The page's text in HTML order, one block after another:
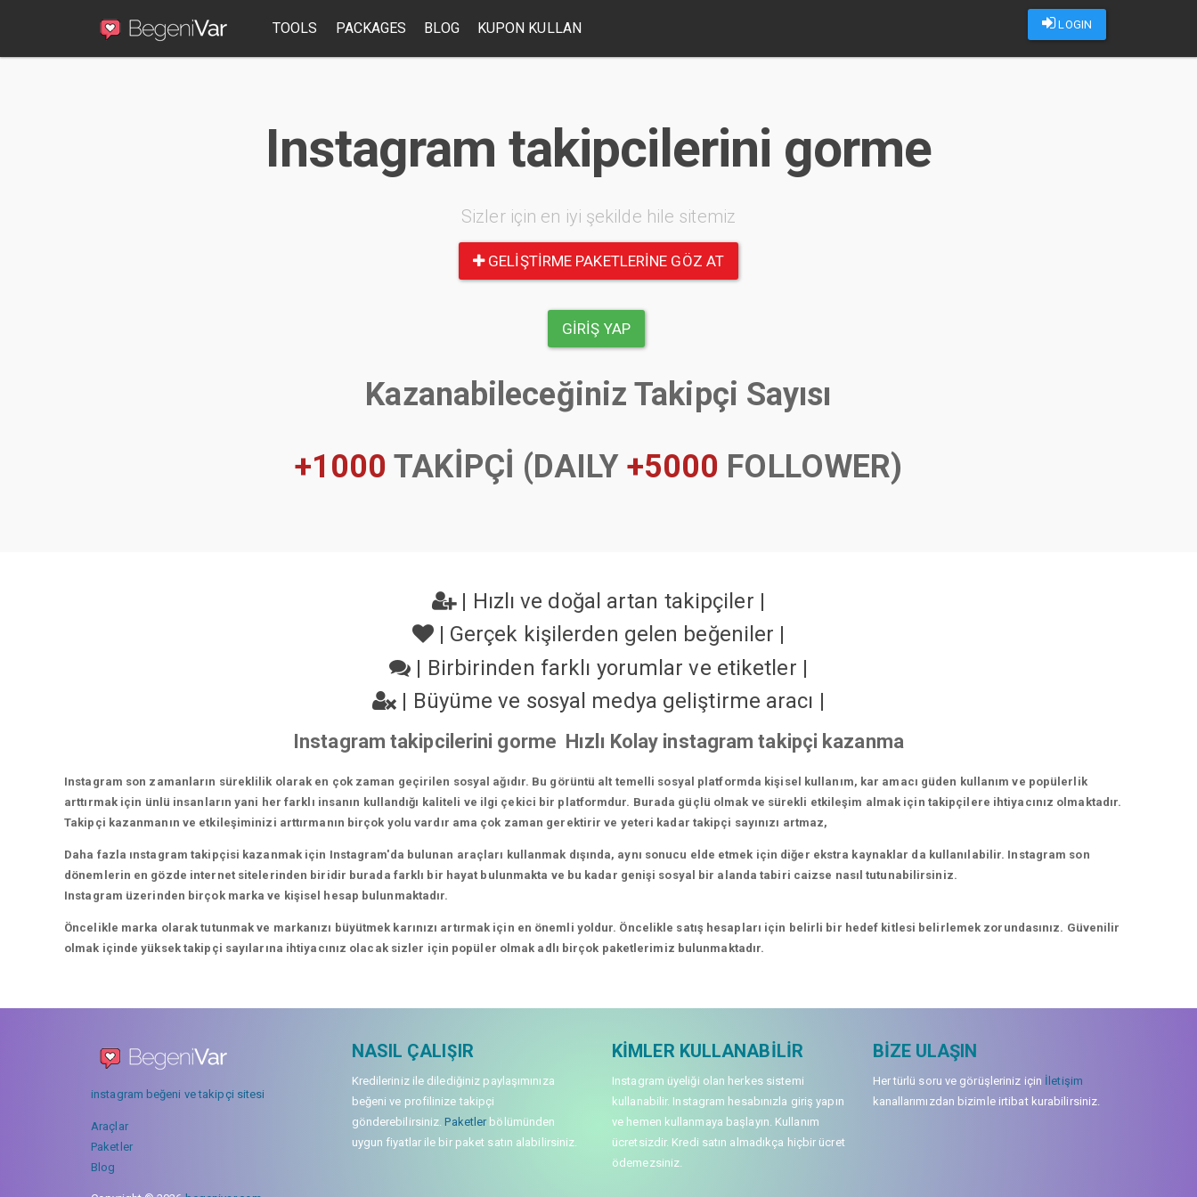
LOGIN
TOOLS PACKAGES BLOG KUPON KULLAN
Instagram takipcilerini gorme
Sizler için en iyi şekilde hile sitemiz
GELIŞTIRME PAKETLERINE GÖZ AT
GIRIŞ YAP
Kazanabileceğiniz Takipçi Sayısı
+1000 TAKİPÇİ (DAILY +5000 FOLLOWER)
| Hızlı ve doğal artan takipçiler |
| Gerçek kişilerden gelen beğeniler |
| Birbirinden farklı yorumlar ve etiketler |
| Büyüme ve sosyal medya geliştirme aracı |
Instagram takipcilerini gorme Hızlı Kolay instagram takipçi kazanma
Instagram son zamanların süreklilik olarak en çok zaman geçirilen sosyal ağıdır. Bu görüntü alt temelli sosyal platformda kişisel kullanım, kar amacı güden kullanım ve popülerlik
arttırmak için ünlü insanların yani her farklı insanın kullandığı kaliteli ve ilgi çekici bir platformdur. Burada güçlü olmak ve sürekli etkileşim almak için takipçilere ihtiyacınız olmaktadır.
Takipçi kazanmanın ve etkileşiminizi arttırmanın birçok yolu vardır ama çok zaman gerektirir ve yeteri kadar takipçi sayınızı artmaz,
Daha fazla ınstagram takipçisi kazanmak için Instagram'da bulunan araçları kullanmak dışında, aynı sonucu elde etmek için diğer ekstra kaynaklar da kullanılabilir. Instagram son
dönemlerin en gözde internet sitelerinden biridir burada farklı bir hayat bulunmakta ve bu kadar genişi sosyal bir alanda tabiri caizse nasıl tutunabilirsiniz.
Instagram üzerinden birçok marka ve kişisel hesap bulunmaktadır.
Öncelikle marka olarak tutunmak ve markanızı büyütmek karınızı artırmak için en önemli yoldur. Öncelikle satış hesapları için belirli bir hedef kitlesi belirlemek zorundasınız. Güvenilir
olmak içinde yüksek takipçi sayılarına ihtiyacınız olacak sizler için popüler olmak adlı birçok paketlerimiz bulunmaktadır.
instagram beğeni ve takipçi sitesi
Araçlar
Paketler
Blog
NASIL ÇALIŞIR
Kredileriniz ile dilediğiniz paylaşımınıza
beğeni ve profilinize takipçi
gönderebilirsiniz.Paketler bölümünden
uygun fiyatlar ile bir paket satın alabilirsiniz.
KIMLER KULLANABILIR
Instagram üyeliği olan herkes sistemi
kullanabilir. Instagram hesabınızla giriş yapın
ve hemen kullanmaya başlayın. Kullanım
ücretsizdir. Kredi satın almadıkça hiçbir ücret
ödemezsiniz.
BIZE ULAŞIN
Her türlü soru ve görüşleriniz için İletişim
kanallarımızdan bizimle irtibat kurabilirsiniz.